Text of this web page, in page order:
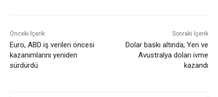
Önceki İçerik
Euro, ABD iş verileri öncesi
kazanımlarını yeniden
sürdürdü
Sonraki İçerik
Dolar baskı altında; Yen ve
Avustralya doları ivme
kazandı